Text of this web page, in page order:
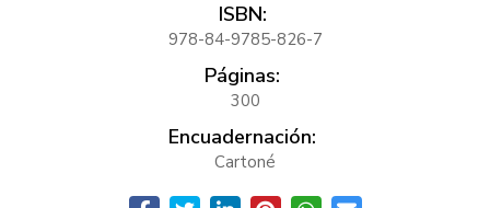
ISBN:
978-84-9785-826-7
Páginas:
300
Encuadernación:
Cartoné